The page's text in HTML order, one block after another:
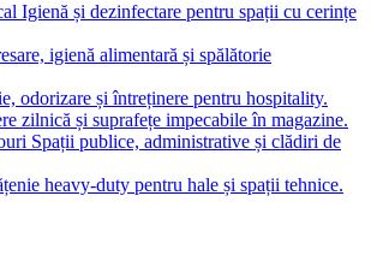
Igienă și dezinfectare pentru spații cu cerințe
igienă alimentară și spălătorie
odorizare și întreținere pentru hospitality.
zilnică și suprafețe impecabile în magazine.
Spații publice, administrative și clădiri de
heavy-duty pentru hale și spații tehnice.